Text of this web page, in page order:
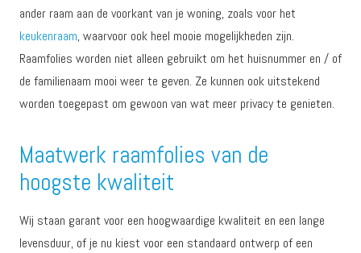
ander raam aan de voorkant van je woning, zoals voor het
keukenraam, waarvoor ook heel mooie mogelijkheden zijn.
Raamfolies worden niet alleen gebruikt om het huisnummer en / of
de familienaam mooi weer te geven. Ze kunnen ook uitstekend
worden toegepast om gewoon van wat meer privacy te genieten.
Maatwerk raamfolies van de
hoogste kwaliteit
Wij staan garant voor een hoogwaardige kwaliteit en een lange
levensduur, of je nu kiest voor een standaard ontwerp of een